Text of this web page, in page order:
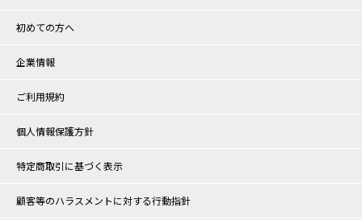
初めての方へ
企業情報
ご利用規約
個人情報保護方針
特定商取引に基づく表示
顧客等のハラスメントに対する行動指針